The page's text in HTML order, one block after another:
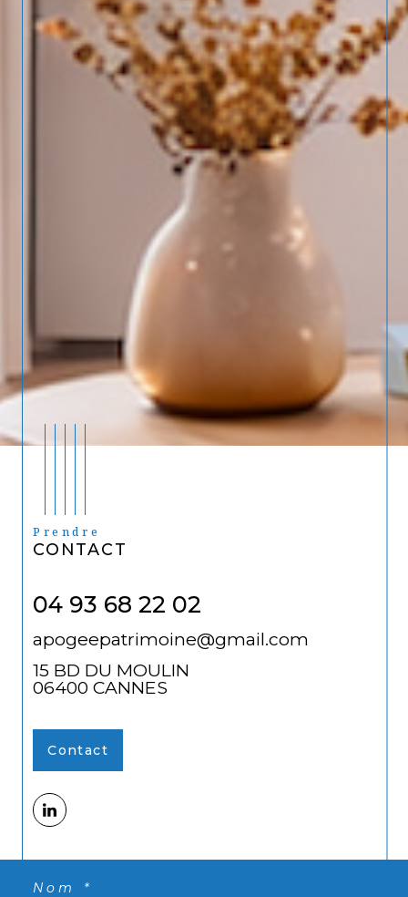
Nom *
Prendre
CONTACT
04 93 68 22 02
apogeepatrimoine@gmail.com
15 BD DU MOULIN
06400 CANNES
Contact